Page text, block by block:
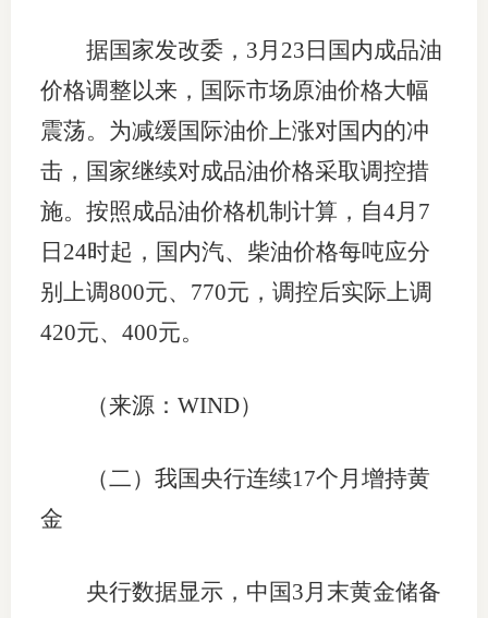
业务指
热线问
据国家发改委，3月23日国内成品油
价格调整以来，国际市场原油价格大幅
震荡。为减缓国际油价上涨对国内的冲
击，国家继续对成品油价格采取调控措
施。按照成品油价格机制计算，自4月7
日24时起，国内汽、柴油价格每吨应分
别上调800元、770元，调控后实际上调
420元、400元。
（来源：WIND）
（二）我国央行连续17个月增持黄
金
央行数据显示，中国3月末黄金储备